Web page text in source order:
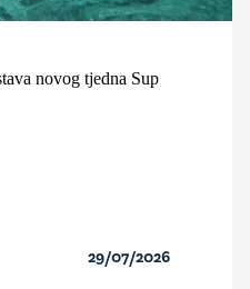
novog tjedna Sup
29/07/2026